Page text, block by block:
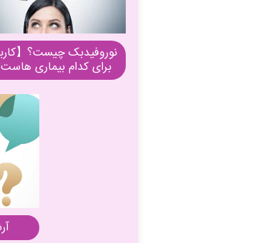
نوروفیدبک چیست؟【
برای کدام بیماری